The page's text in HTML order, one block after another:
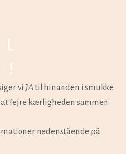
vi JAtil hinanden i smukke
fejre kærligheden sammen
nedenstående på